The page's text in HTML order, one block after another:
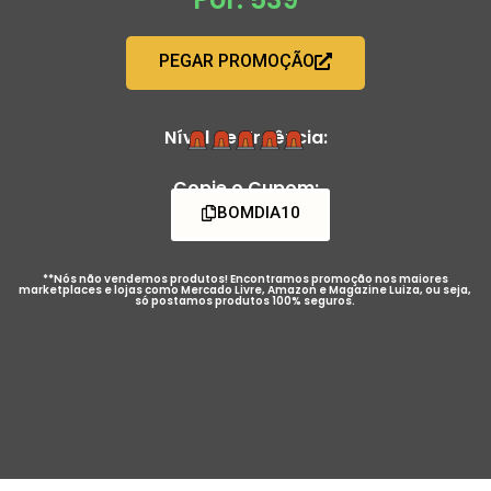
PEGAR PROMOÇÃO
Nível de Urgência:
Copie o Cupom:
BOMDIA10
**Nós não vendemos produtos! Encontramos promoção nos maiores
marketplaces e lojas como Mercado Livre, Amazon e Magazine Luiza, ou seja,
só postamos produtos 100% seguros.